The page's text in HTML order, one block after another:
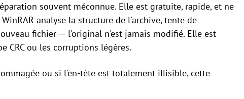
souvent méconnue. Elle est gratuite, rapide, et ne
analyse la structure de l'archive, tente de
fichier — l'original n'est jamais modifié. Elle est
CRC ou les corruptions légères.
ou si l'en-tête est totalement illisible, cette